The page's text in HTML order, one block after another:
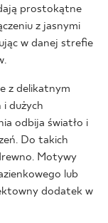
prostokątne
z jasnymi
w danej strefie
z delikatnym
i dużych
odbija światło i
Do takich
Motywy
lub
dodatek w